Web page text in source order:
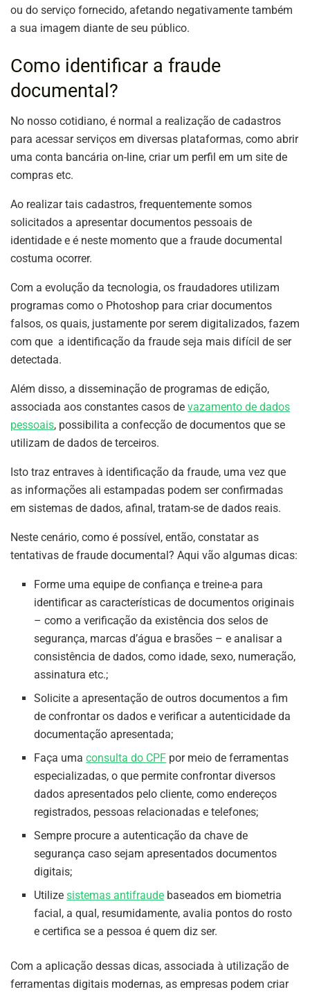
ou do serviço fornecido, afetando negativamente também
a sua imagem diante de seu público.
Como identificar a fraude
documental?
No nosso cotidiano, é normal a realização de cadastros
para acessar serviços em diversas plataformas, como abrir
uma conta bancária on-line, criar um perfil em um site de
compras etc.
Ao realizar tais cadastros, frequentemente somos
solicitados a apresentar documentos pessoais de
identidade e é neste momento que a fraude documental
costuma ocorrer.
Com a evolução da tecnologia, os fraudadores utilizam
programas como o Photoshop para criar documentos
falsos, os quais, justamente por serem digitalizados, fazem
com que a identificação da fraude seja mais difícil de ser
detectada.
Além disso, a disseminação de programas de edição,
associada aos constantes casos de vazamento de dados
pessoais, possibilita a confecção de documentos que se
utilizam de dados de terceiros.
Isto traz entraves à identificação da fraude, uma vez que
as informações ali estampadas podem ser confirmadas
em sistemas de dados, afinal, tratam-se de dados reais.
Neste cenário, como é possível, então, constatar as
tentativas de fraude documental? Aqui vão algumas dicas:
Forme uma equipe de confiança e treine-a para
identificar as características de documentos originais
– como a verificação da existência dos selos de
segurança, marcas d’água e brasões – e analisar a
consistência de dados, como idade, sexo, numeração,
assinatura etc.;
Solicite a apresentação de outros documentos a fim
de confrontar os dados e verificar a autenticidade da
documentação apresentada;
Faça umaconsulta do CPF por meio de ferramentas
especializadas, o que permite confrontar diversos
dados apresentados pelo cliente, como endereços
registrados, pessoas relacionadas e telefones;
Sempre procure a autenticação da chave de
segurança caso sejam apresentados documentos
digitais;
Utilizesistemas antifraude baseados em biometria
facial, a qual, resumidamente, avalia pontos do rosto
e certifica se a pessoa é quem diz ser.
Com a aplicação dessas dicas, associada à utilização de
ferramentas digitais modernas, as empresas podem criar